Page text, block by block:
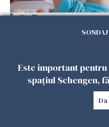
În Italia se propune
vară până în
Este important
spațiul Schengen,
Da